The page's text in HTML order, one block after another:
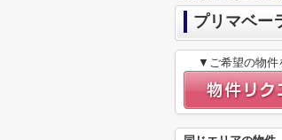
プリマベー
▼ご希望の物件